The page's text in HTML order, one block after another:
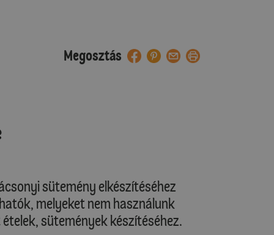
Megosztás
sütemény elkészítéséhez
melyeket nem használunk
sütemények készítéséhez.